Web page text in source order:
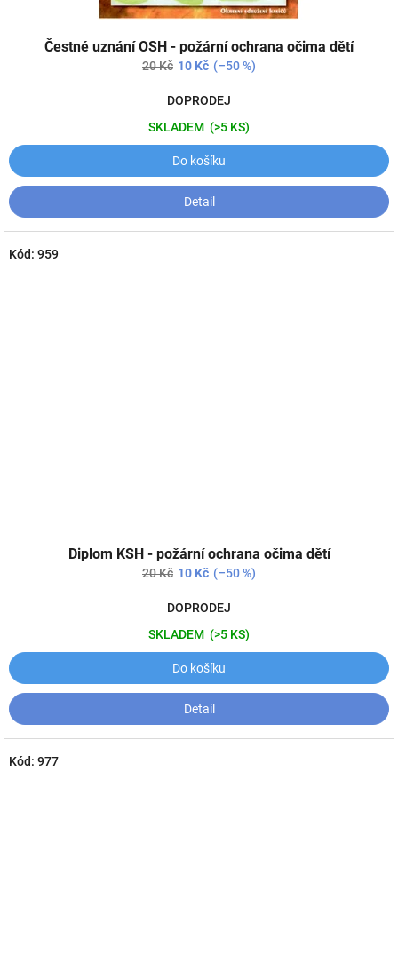
Čestné uznání OSH - požární ochrana očima dětí
20 Kč 10 Kč (–50 %)
DOPRODEJ
SKLADEM (>5 KS)
Do košíku
Detail
Diplom KSH - požární ochrana očima dětí
20 Kč 10 Kč (–50 %)
DOPRODEJ
SKLADEM (>5 KS)
Do košíku
Detail
Kód: 959
Kód: 977